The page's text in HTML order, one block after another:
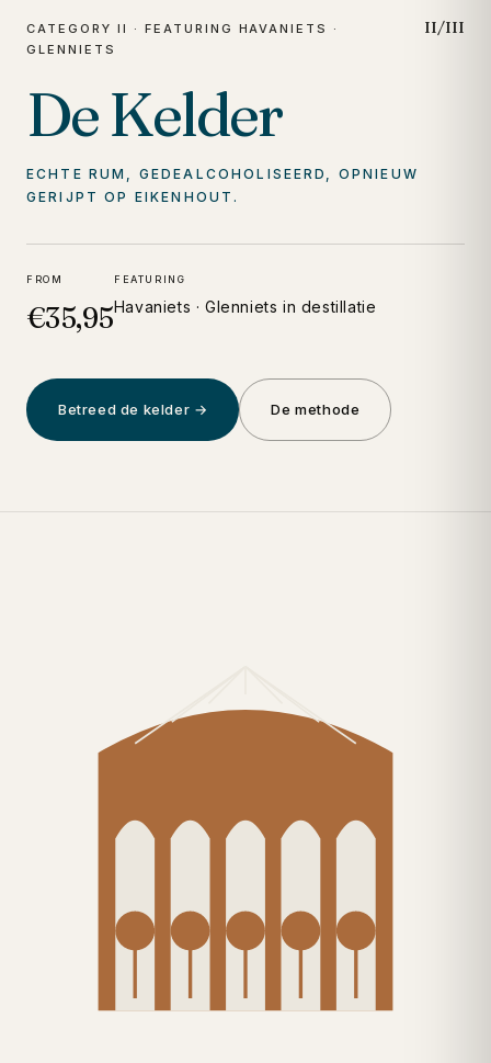
CATEGORY II · FEATURING HAVANIETS ·
GLENNIETS
II/III
De Kelder
ECHTE RUM, GEDEALCOHOLISEERD, OPNIEUW
GERIJPT OP EIKENHOUT.
FROM
€35,95
FEATURING
Havaniets · Glenniets in destillatie
Betreed de kelder → De methode